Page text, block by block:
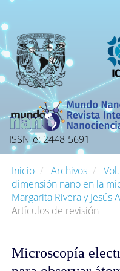
Contenido
principal
Barra
lateral
ISSN-e: 2448-5691
Inicio Archivos
dimensión nano en la
Margarita Rivera y Jesús
Artículos de revisión
Microscopía